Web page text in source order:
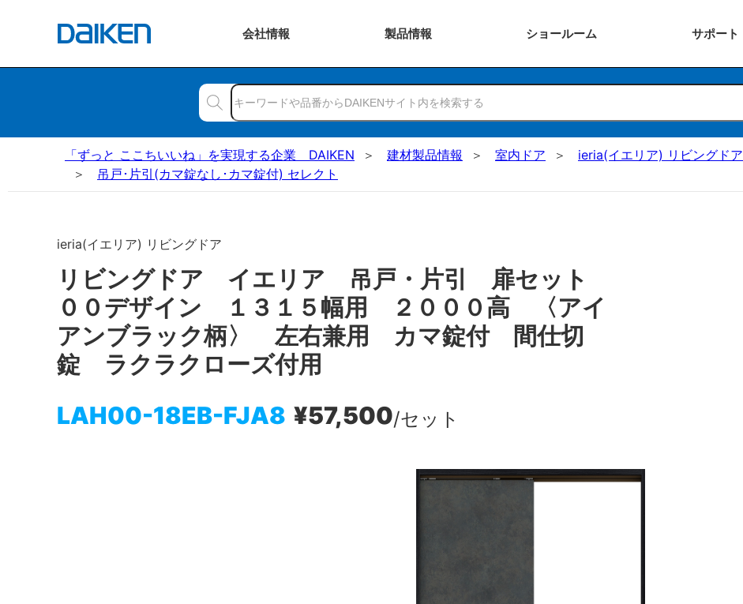
会社情報 製品情報 ショールーム サポート
「ずっと ここちいいね」を実現する企業 DAIKEN 建材製品情報 室内ドア
ieria(イエリア) リビングド
吊戸･片引(カマ錠なし･カマ錠付) セレクト
ieria(イエリア) リビングドア
リビングドア イエリア 吊戸・片引 扉セット
００デザイン １３１５幅用 ２０００高 〈アイ
アンブラック柄〉 左右兼用 カマ錠付 間仕切
錠 ラクラクローズ付用
LAH00-18EB-FJA8 ¥57,500/セット